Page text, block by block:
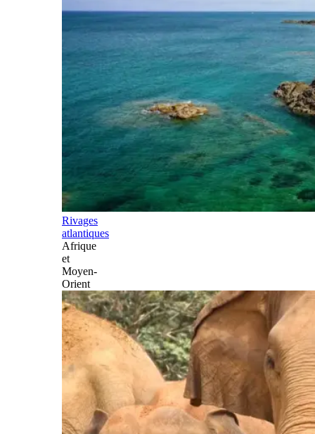
Rivages
atlantiques
Afrique
et
Moyen-
Orient